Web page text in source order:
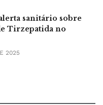
sanitário sobre
Tirzepatida no
2025